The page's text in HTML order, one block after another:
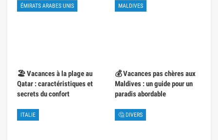
ÉMIRATS ARABES UNIS
🏖️ Vacances à la plage au
Qatar : caractéristiques et
secrets du confort
MALDIVES
💰 Vacances pas chères aux
Maldives : un guide pour un
paradis abordable
ITALIE 🤔 DIVERS